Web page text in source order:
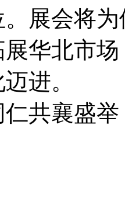
展会将
华北市
迈进。
共襄盛